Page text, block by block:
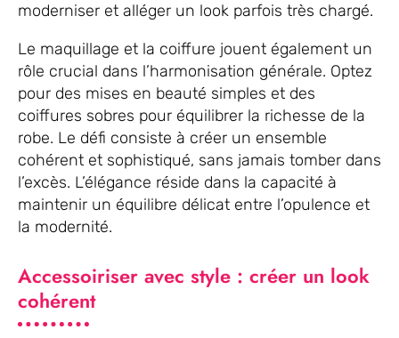
moderniser et alléger un look parfois très chargé.
Le maquillage et la coiffure jouent également un
rôle crucial dans l’harmonisation générale. Optez
pour des mises en beauté simples et des
coiffures sobres pour équilibrer la richesse de la
robe. Le défi consiste à créer un ensemble
cohérent et sophistiqué, sans jamais tomber dans
l’excès. L’élégance réside dans la capacité à
maintenir un équilibre délicat entre l’opulence et
la modernité.
Accessoiriser avec style : créer un look
cohérent